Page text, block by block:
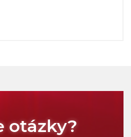
otázky?